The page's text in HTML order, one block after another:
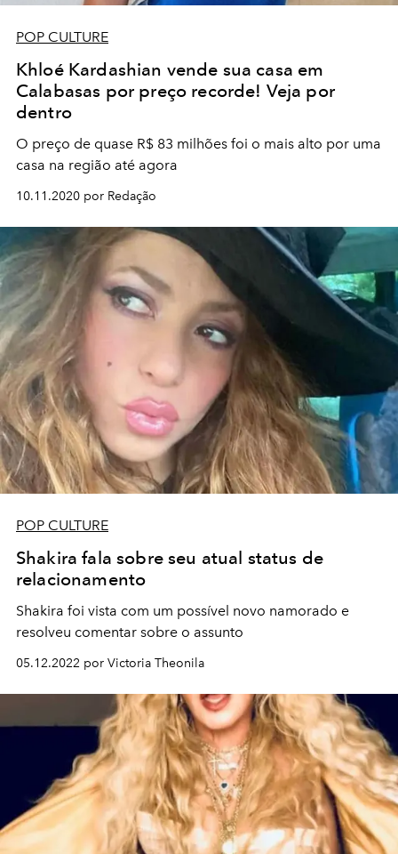
POP CULTURE
Khloé Kardashian vende sua casa em
Calabasas por preço recorde! Veja por
dentro
O preço de quase R$ 83 milhões foi o mais alto por uma
casa na região até agora
10.11.2020 por Redação
POP CULTURE
Shakira fala sobre seu atual status de
relacionamento
Shakira foi vista com um possível novo namorado e
resolveu comentar sobre o assunto
05.12.2022 por Victoria Theonila